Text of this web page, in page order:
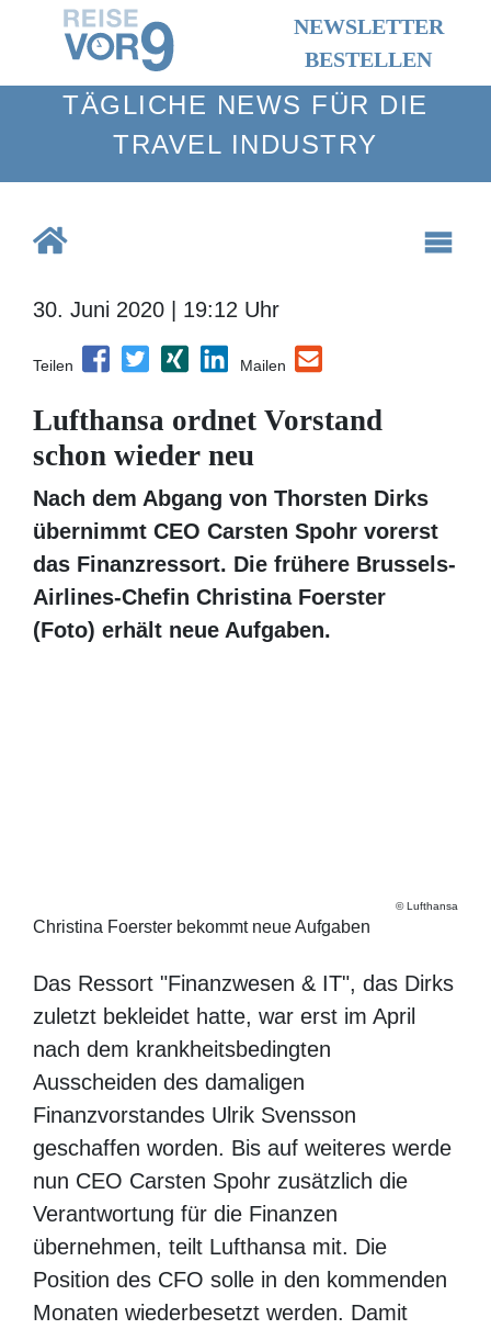
NEWSLETTER
BESTELLEN
TÄGLICHE NEWS FÜR DIE TRAVEL
INDUSTRY
30. Juni 2020 | 19:12 Uhr
Teilen Mailen
Lufthansa ordnet Vorstand
schon wieder neu
Nach dem Abgang von Thorsten Dirks
übernimmt CEO Carsten Spohr vorerst das
Finanzressort. Die frühere Brussels-
Airlines-Chefin Christina Foerster
(Foto) erhält neue Aufgaben.
Lufthansa
Christina Foerster bekommt neue Aufgaben
Das Ressort "Finanzwesen & IT", das Dirks
zuletzt bekleidet hatte, war erst im April
nach dem krankheitsbedingten
Ausscheiden des damaligen
Finanzvorstandes Ulrik Svensson
geschaffen worden. Bis auf weiteres werde
nun CEO Carsten Spohr zusätzlich die
Verantwortung für die Finanzen
übernehmen, teilt Lufthansa mit. Die
Position des CFO solle in den kommenden
Monaten wiederbesetzt werden. Damit